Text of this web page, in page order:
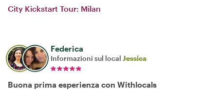
City Kickstart Tour: Milan
Federica
Informazioni sul local Jessica
Buona prima esperienza con Withlocals